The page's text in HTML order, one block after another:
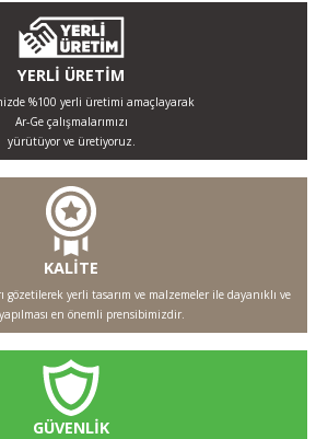
YERLİ ÜRETİM
%100 yerli üretimi amaçlayarak
Ar-Ge çalışmalarımızı
yürütüyor ve üretiyoruz.
KALİTE
yerli tasarım ve malzemeler ile dayanıklı ve
en önemli prensibimizdir.
GÜVENLİK